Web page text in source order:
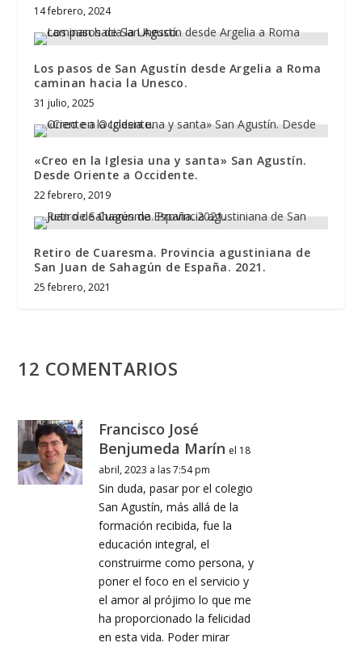
14 febrero, 2024
Los pasos de San Agustín desde Argelia a Roma
caminan hacia la Unesco.
31 julio, 2025
«Creo en la Iglesia una y santa» San Agustín.
Desde Oriente a Occidente.
22 febrero, 2019
Retiro de Cuaresma. Provincia agustiniana de
San Juan de Sahagún de España. 2021.
25 febrero, 2021
12 COMENTARIOS
Francisco José
Benjumeda Marín el 18
abril, 2023 a las 7:54 pm
Sin duda, pasar por el colegio
San Agustín, más allá de la
formación recibida, fue la
educación integral, el
construirme como persona, y
poner el foco en el servicio y
el amor al prójimo lo que me
ha proporcionado la felicidad
en esta vida. Poder mirar